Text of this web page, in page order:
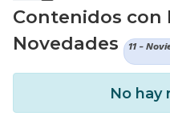
Contenidos con
Novedades
11 -
No hay